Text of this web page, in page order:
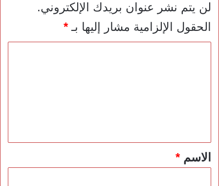
لن يتم نشر عنوان بريدك الإلكتروني.
الحقول الإلزامية مشار إليها بـ*
*الاسم*